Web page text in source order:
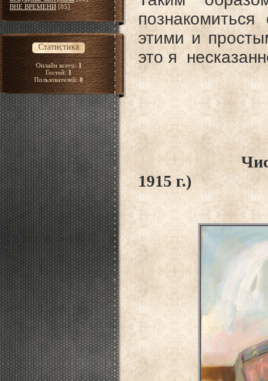
ВНЕ ВРЕМЕНИ [85]
Статистика
Онлайн всего:1
Гостей:1
Пользователей:0
этими и
это я
Числов
1915 г.)